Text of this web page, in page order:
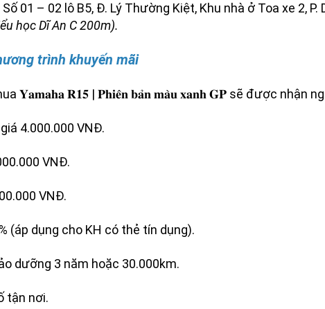
Số 01 – 02 lô B5, Đ. Lý Thường Kiệt, Khu nhà ở Toa xe 2, P.
học Dĩ An C 200m).
trình khuyến mãi
𝐘𝐚𝐦𝐚𝐡𝐚 𝐑𝟏𝟓 | 𝐏𝐡𝐢𝐞̂𝐧 𝐛𝐚̉𝐧 𝐦𝐚̀𝐮 𝐱𝐚𝐧𝐡 𝐆𝐏 sẽ được nhận
4.000.000 VNĐ.
VNĐ.
VNĐ.
(áp dụng cho KH có thẻ tín dụng).
dưỡng 3 năm hoặc 30.000km.
tận nơi.